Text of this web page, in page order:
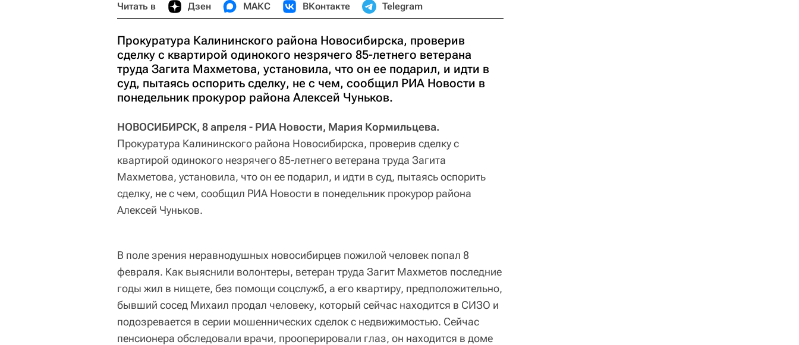
Читать в Дзен МАКС ВКонтакте Telegram
Прокуратура Калининского района Новосибирска, проверив
сделку с квартирой одинокого незрячего 85-летнего ветерана
труда Загита Махметова, установила, что он ее подарил, и идти в
суд, пытаясь оспорить сделку, не с чем, сообщил РИА Новости в
понедельник прокурор района Алексей Чуньков.
НОВОСИБИРСК, 8 апреля - РИА Новости, Мария Кормильцева.
Прокуратура Калининского района Новосибирска, проверив сделку с
квартирой одинокого незрячего 85-летнего ветерана труда Загита
Махметова, установила, что он ее подарил, и идти в суд, пытаясь оспорить
сделку, не с чем, сообщил РИА Новости в понедельник прокурор района
Алексей Чуньков.
В поле зрения неравнодушных новосибирцев пожилой человек попал 8
февраля. Как выяснили волонтеры, ветеран труда Загит Махметов последние
годы жил в нищете, без помощи соцслужб, а его квартиру, предположительно,
бывший сосед Михаил продал человеку, который сейчас находится в СИЗО и
подозревается в серии мошеннических сделок с недвижимостью. Сейчас
пенсионера обследовали врачи, прооперировали глаз, он находится в доме